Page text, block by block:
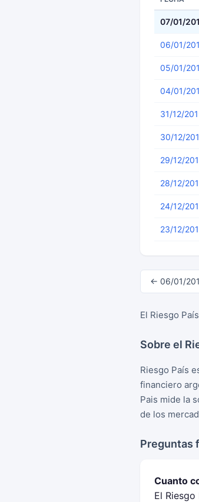
07/01/
06/01/
05/01/
04/01/
31/12/
30/12/
29/12/
28/12/
24/12/
23/12/
← 06/01/
El Riesgo
Sobre el
Riesgo País
financiero
Pais mide la
de los
Preguntas
Cuanto
El